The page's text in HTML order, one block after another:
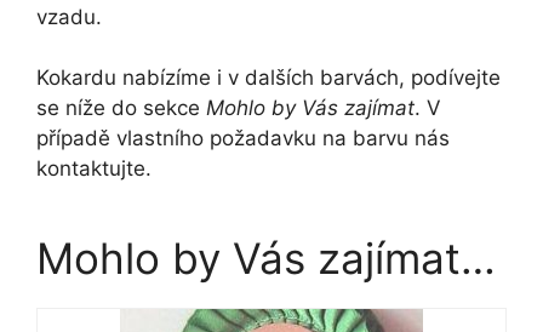
vzadu.
Kokardu nabízíme i v dalších barvách, podívejte
se níže do sekce Mohlo by Vás zajímat. V
případě vlastního požadavku na barvu nás
kontaktujte.
Mohlo by Vás zajímat…